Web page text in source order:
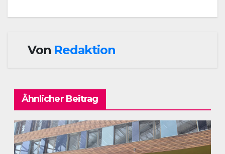
Von Redaktion
Ähnlicher Beitrag